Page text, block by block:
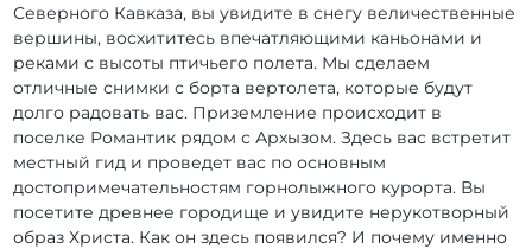
Северного Кавказа, вы увидите в снегу величественные
вершины, восхититесь впечатляющими каньонами и
реками с высоты птичьего полета. Мы сделаем
отличные снимки с борта вертолета, которые будут
долго радовать вас. Приземление происходит в
поселке Романтик рядом с Архызом. Здесь вас встретит
местный гид и проведет вас по основным
достопримечательностям горнолыжного курорта. Вы
посетите древнее городище и увидите нерукотворный
образ Христа. Как он здесь появился? И почему именно